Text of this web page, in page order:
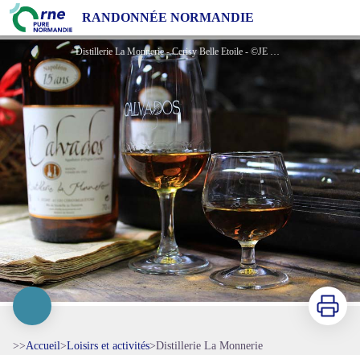
RANDONNÉE NORMANDIE
Distillerie La Monnerie
Distillerie La Monnerie - Cerisy Belle Etoile - ©JE Rubio
Imprimer
>>Accueil>Loisirs et activités>Distillerie La Monnerie